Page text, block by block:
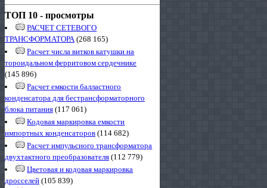
ТОП 10 - просмотры
РАСЧЕТ СЕТЕВОГО
ТРАНСФОРМАТОРА(268 165)
Расчет числа витков катушки на
тороидальном ферритовом сердечнике
(145 896)
Расчет емкости балластного
конденсатора для бестрансформаторного
блока питания (117 061)
Кодовая маркировка емкости
импортных конденсаторов (114 682)
Расчет импульсного трансформатора
двухтактного преобразователя (112 779)
Цветовая и кодовая маркировка
дросселей (105 839)